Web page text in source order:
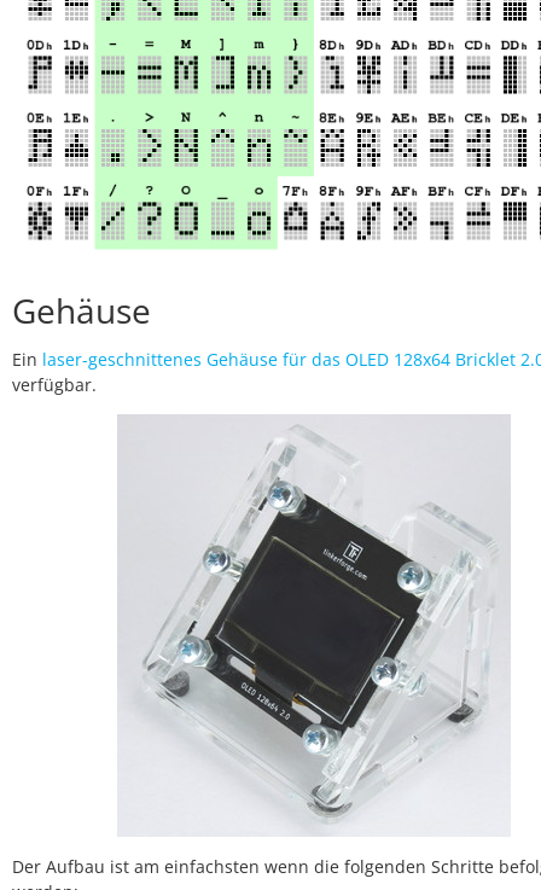
Gehäuse
Ein laser-geschnittenes Gehäuse für das OLED 128x64 Bricklet
verfügbar.
Der Aufbau ist am einfachsten wenn die folgenden Schritte